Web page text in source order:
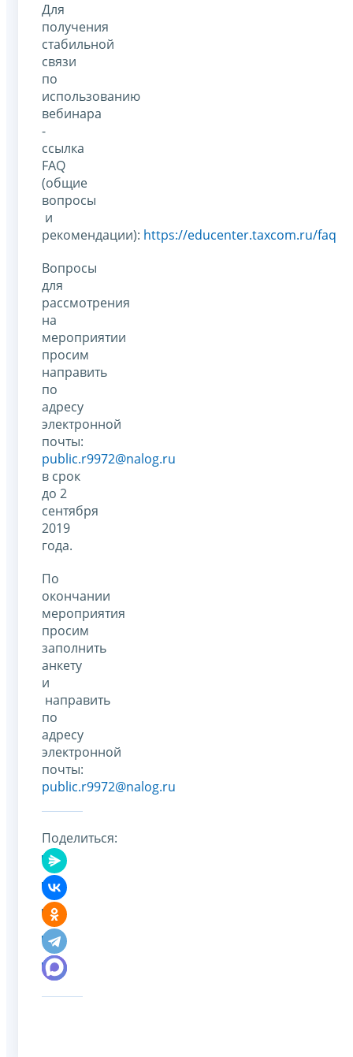
Для
получения
стабильной
связи
по
использованию
вебинара
-
ссылка
FAQ
(общие
вопросы
и
рекомендации): https://educenter.taxcom.ru/faq
Вопросы
для
рассмотрения
на
мероприятии
просим
направить
по
адресу
электронной
почты:
public.r9972@nalog.ru
в срок
до 2
сентября
2019
года.
По
окончании
мероприятия
просим
заполнить
анкету
и
направить
по
адресу
электронной
почты:
public.r9972@nalog.ru
Поделиться: